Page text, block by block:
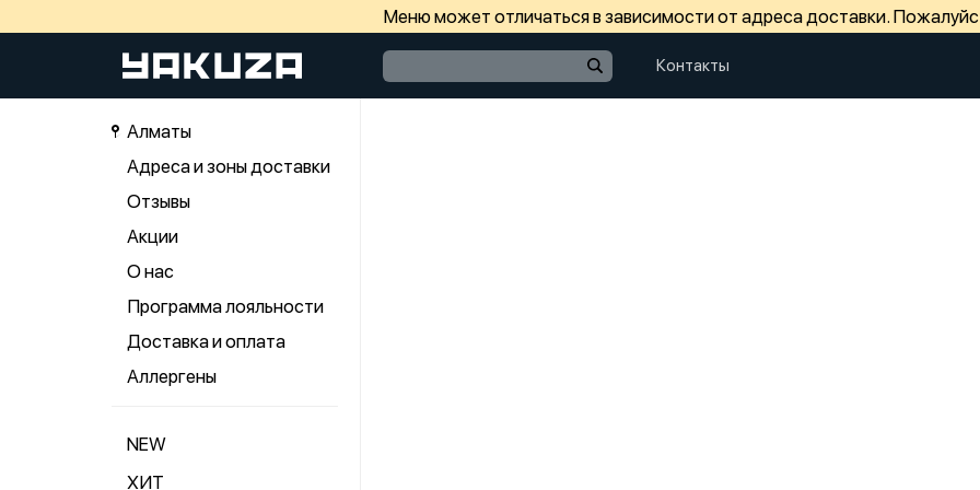
Меню может отличаться в зависимости от адреса доставки.
Контакты
Алматы
Адреса и зоны доставки
Отзывы
Акции
О нас
Программа лояльности
Доставка и оплата
Аллергены
NEW
ХИТ